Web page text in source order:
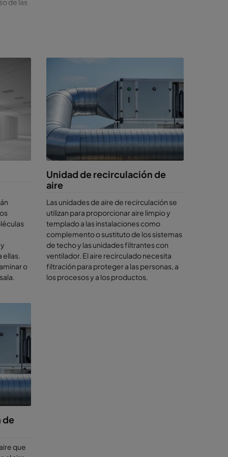
de las
en
lo
de
a
efecto
u
ellas.
o
Unidad de recirculación de
aire
Las unidades de aire de recirculación se
utilizan para proporcionar aire limpio y
templado a las instalaciones como
complemento o sustituto de los sistemas
de techo y las unidades filtrantes con
ventilador. El aire recirculado necesita
filtración para proteger a las personas, a
los procesos y a los productos.
de
que